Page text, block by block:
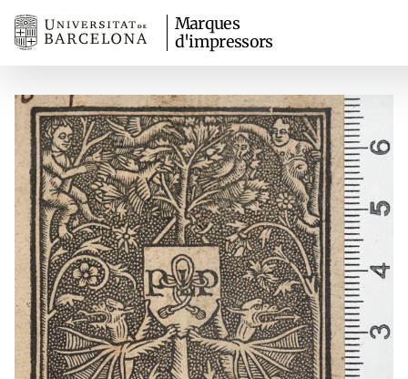
Marques
d'impressors